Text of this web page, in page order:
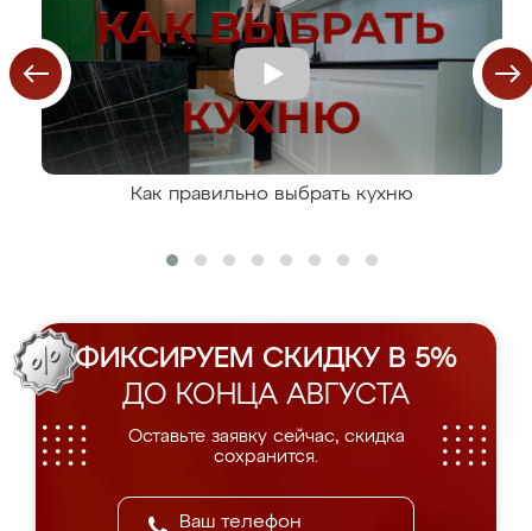
Как правильно выбрать кухню
ФИКСИРУЕМ СКИДКУ В 5%
ДО КОНЦА АВГУСТА
Оставьте заявку сейчас, скидка
сохранится.